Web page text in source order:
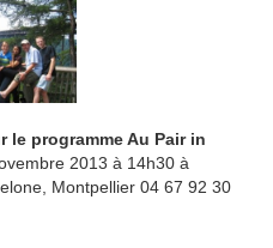
le programme Au Pair in
2013 à 14h30 à
Montpellier 04 67 92 30